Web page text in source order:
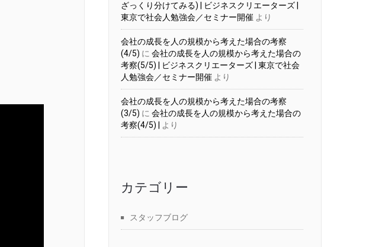
ざっくり分けてみる) | ビジネスクリエーターズ |
東京で社会人勉強会／セミナー開催 より
会社の成長を人の規模から考えた場合の考察
(4/5) に 会社の成長を人の規模から考えた場合の
考察(5/5) | ビジネスクリエーターズ | 東京で社会
人勉強会／セミナー開催 より
会社の成長を人の規模から考えた場合の考察
(3/5) に 会社の成長を人の規模から考えた場合の
考察(4/5) |
より
カテゴリー
スタッフブログ